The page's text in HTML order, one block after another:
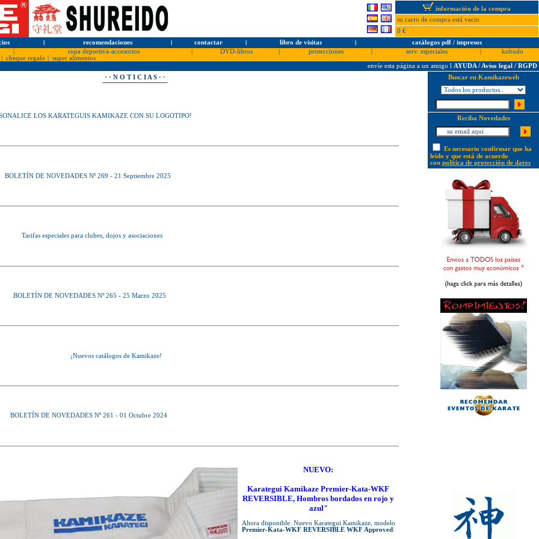
información de la compra
su carro de compra está vacio
0 €
l recomendaciones l contactar l libro de visitas l
catálogos pdf / impresos
ropa deportiva-accesorios DVD-libros protecciones serv. especiales
kobudo
cheque regalo
super alimentos
envíe esta página a un amigo l AYUDA / Aviso legal / RGPD
· · N O T I C I A S · ·
LOS KARATEGUIS KAMIKAZE CON SU LOGOTIPO!
BOLETÍN DE NOVEDADES Nº 269 - 21 Septiembre 2025
Tarifas especiales para clubes, dojos y asociaciones
BOLETÍN DE NOVEDADES Nº 265 - 25 Marzo 2025
¡Nuevos catálogos de Kamikaze!
BOLETÍN DE NOVEDADES Nº 261 - 01 Octubre 2024
NUEVO:
Karategui Kamikaze Premier-Kata-WKF
REVERSIBLE, Hombros bordados en rojo y
azul"
Ahora disponible: Nuevo Karategui Kamikaze, modelo
Premier-Kata-WKF REVERSIBLE WKF Approved :
Buscar en Kamikazeweb
Reciba Novedades
Es necesario confirmar que ha
leído y que está de acuerdo
con política de protección de datos